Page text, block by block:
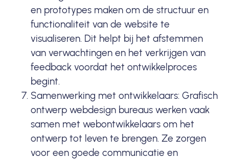
en prototypes maken om de structuur en
functionaliteit van de website te
visualiseren. Dit helpt bij het afstemmen
van verwachtingen en het verkrijgen van
feedback voordat het ontwikkelproces
begint.
Samenwerking met ontwikkelaars: Grafisch
ontwerp webdesign bureaus werken vaak
samen met webontwikkelaars om het
ontwerp tot leven te brengen. Ze zorgen
voor een goede communicatie en